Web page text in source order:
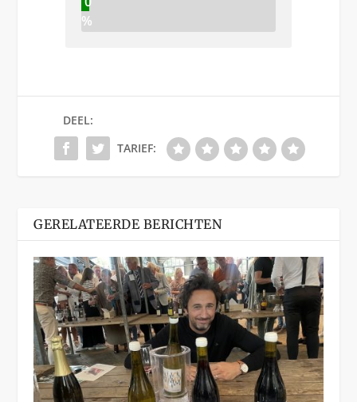
%
DEEL:
TARIEF:
GERELATEERDE BERICHTEN